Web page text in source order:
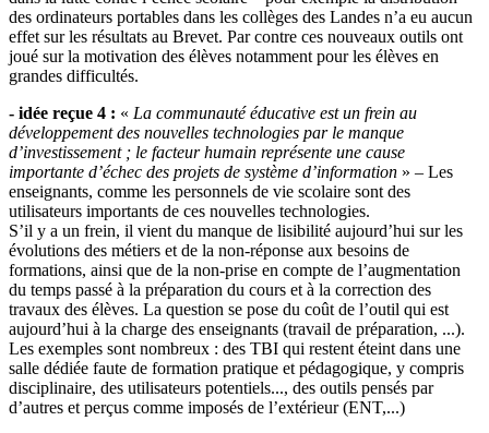
des ordinateurs portables dans les collèges des Landes n’a eu aucun
effet sur les résultats au Brevet. Par contre ces nouveaux outils ont
joué sur la motivation des élèves notamment pour les élèves en
grandes difficultés.
- idée reçue 4 : « La communauté éducative est un frein au
développement des nouvelles technologies par le manque
d’investissement ; le facteur humain représente une cause
importante d’échec des projets de système d’information » – Les
enseignants, comme les personnels de vie scolaire sont des
utilisateurs importants de ces nouvelles technologies.
S’il y a un frein, il vient du manque de lisibilité aujourd’hui sur les
évolutions des métiers et de la non-réponse aux besoins de
formations, ainsi que de la non-prise en compte de l’augmentation
du temps passé à la préparation du cours et à la correction des
travaux des élèves. La question se pose du coût de l’outil qui est
aujourd’hui à la charge des enseignants (travail de préparation, ...).
Les exemples sont nombreux : des TBI qui restent éteint dans une
salle dédiée faute de formation pratique et pédagogique, y compris
disciplinaire, des utilisateurs potentiels..., des outils pensés par
d’autres et perçus comme imposés de l’extérieur (ENT,...)